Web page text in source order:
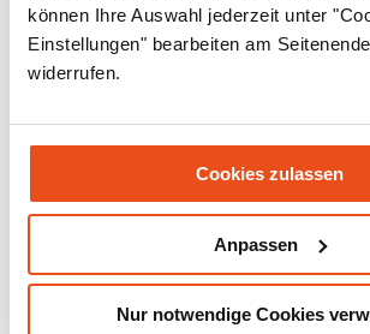
können Ihre Auswahl jederzeit unter
Einstellungen" bearbeiten am
widerrufen.
Cookies zulassen
Anpassen
Nur notwendige Cookies
Januar 2022
Dezember 2021
November 2021
September 2021
Juni 2021